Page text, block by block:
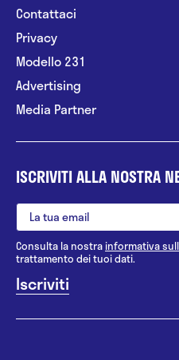
Contattaci
Privacy
Modello 231
Advertising
Media Partner
ISCRIVITI ALLA NOSTRA
Consulta la nostrainformativa
trattamento dei tuoi dati.